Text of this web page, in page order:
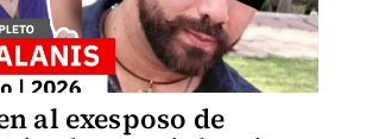
al exesposo de